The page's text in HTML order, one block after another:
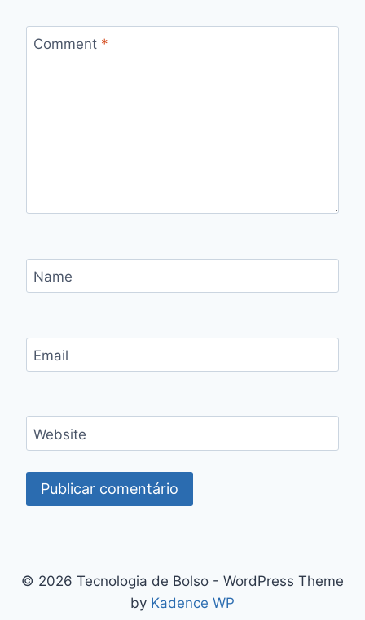
Comment *
Name
Email
Website
© 2026 Tecnologia de Bolso - WordPress Theme
by Kadence WP